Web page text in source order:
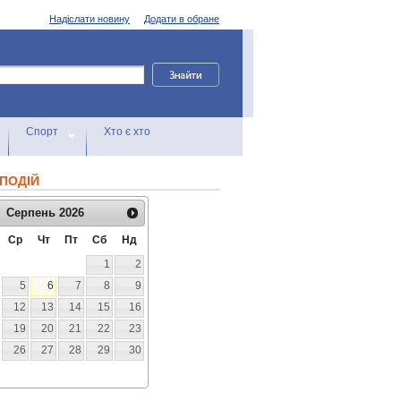
Додати в обране
Надіслати новину
Спорт Хто є хто
Серпень 2026
Ср Чт Пт Сб
Нд
1
2
5 6 7 8
9
12 13 14 15
16
19 20 21 22
23
26 27 28 29
30